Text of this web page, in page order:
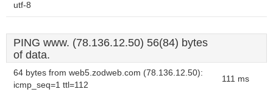
utf-8
PING www. (78.136.12.50) 56(84) bytes
of data.
64 bytes from web5.zodweb.com (78.136.12.50):
icmp_seq=1 ttl=112
111 ms